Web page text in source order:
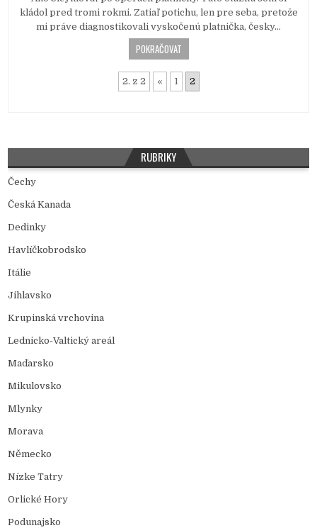
d
i
kládol pred tromi rokmi. Zatiaľ potichu, len pre seba, pretože
mi práve diagnostikovali vyskočenú platnička, česky…
POKRAČOVAT
2. z 2 « 1 2
RUBRIKY
Čechy
Česká Kanada
Dedinky
Havlíčkobrodsko
Itálie
Jihlavsko
Krupinská vrchovina
Lednicko-Valtický areál
Maďarsko
Mikulovsko
Mlynky
Morava
Německo
Nízke Tatry
Orlické Hory
Podunajsko